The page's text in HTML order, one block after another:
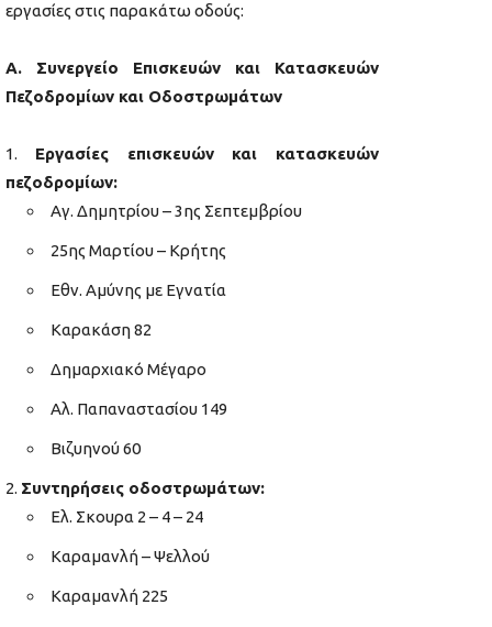
εργασίες στις παρακάτω οδούς:
Α. Συνεργείο Επισκευών και Κατασκευών
Πεζοδρομίων και Οδοστρωμάτων
Εργασίες επισκευών και κατασκευών
πεζοδρομίων:
Αγ. Δημητρίου – 3ης Σεπτεμβρίου
25ης Μαρτίου – Κρήτης
Εθν. Αμύνης με Εγνατία
Καρακάση 82
Δημαρχιακό Μέγαρο
Αλ. Παπαναστασίου 149
Βιζυηνού 60
Συντηρήσεις οδοστρωμάτων:
Ελ. Σκουρα 2 – 4 – 24
Καραμανλή – Ψελλού
Καραμανλή 225